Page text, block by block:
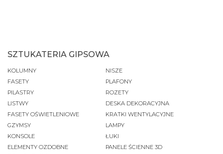
SZTUKATERIA GIPSOWA
KOLUMNY
FASETY
PILASTRY
LISTWY
FASETY OŚWIETLENIOWE
GZYMSY
KONSOLE
ELEMENTY OZDOBNE
NISZE
PLAFONY
ROZETY
DESKA DEKORACYJNA
KRATKI WENTYLACYJNE
LAMPY
ŁUKI
PANELE ŚCIENNE 3D